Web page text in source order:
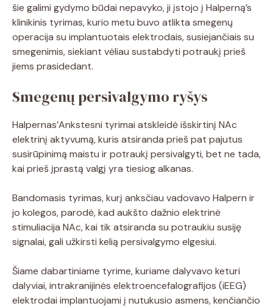
šie galimi gydymo būdai nepavyko, ji įstojo į Halperną’s
klinikinis tyrimas, kurio metu buvo atlikta smegenų
operacija su implantuotais elektrodais, susiejančiais su
smegenimis, siekiant vėliau sustabdyti potraukį prieš
jiems prasidedant.
Smegenų persivalgymo ryšys
Halpernas’Ankstesni tyrimai atskleidė išskirtinį NAc
elektrinį aktyvumą, kuris atsiranda prieš pat pajutus
susirūpinimą maistu ir potraukį persivalgyti, bet ne tada,
kai prieš įprastą valgį yra tiesiog alkanas.
Bandomasis tyrimas, kurį anksčiau vadovavo Halpern ir
jo kolegos, parodė, kad aukšto dažnio elektrinė
stimuliacija NAc, kai tik atsiranda su potraukiu susiję
signalai, gali užkirsti kelią persivalgymo elgesiui.
Šiame dabartiniame tyrime, kuriame dalyvavo keturi
dalyviai, intrakranijinės elektroencefalografijos (iEEG)
elektrodai implantuojami į nutukusio asmens, kenčiančio